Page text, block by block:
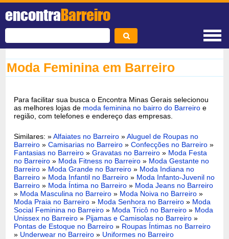
encontraBarreiro
Moda Feminina em Barreiro
Para facilitar sua busca o Encontra Minas Gerais selecionou
as melhores lojas de moda feminina no bairro do Barreiro e
região, com telefones e endereço das empresas.
Similares: »Alfaiates no Barreiro »Aluguel de Roupas no
Barreiro »Camisarias no Barreiro »Confecções no Barreiro »
Fantasias no Barreiro »Gravatas no Barreiro » Moda Festa
no Barreiro » Moda Fitness no Barreiro » Moda Gestante no
Barreiro » Moda Grande no Barreiro » Moda Indiana no
Barreiro » Moda Infantil no Barreiro » Moda Infanto-Juvenil no
Barreiro » Moda Íntima no Barreiro » Moda Jeans no Barreiro
» Moda Masculina no Barreiro » Moda Noiva no Barreiro »
Moda Praia no Barreiro » Moda Senhora no Barreiro » Moda
Social Feminina no Barreiro » Moda Tricô no Barreiro » Moda
Unissex no Barreiro » Pijamas e Camisolas no Barreiro »
Pontas de Estoque no Barreiro » Roupas Íntimas no Barreiro
» Underwear no Barreiro » Uniformes no Barreiro